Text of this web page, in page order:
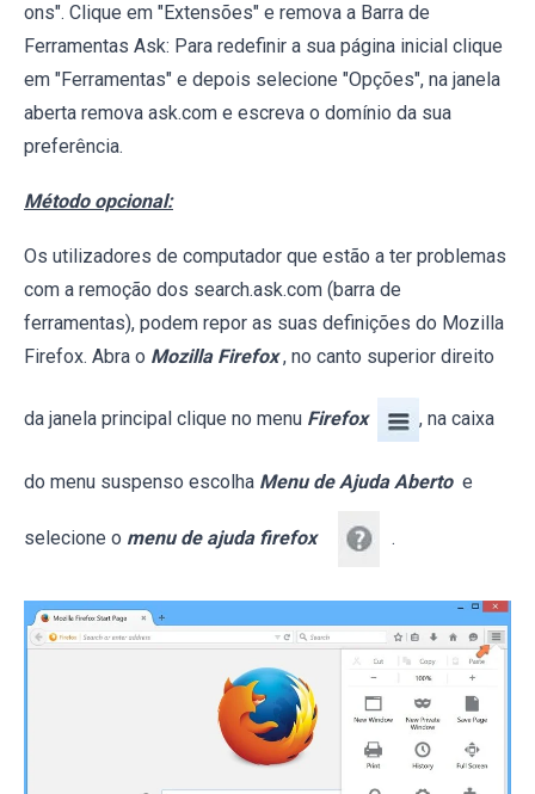
ons". Clique em "Extensões" e remova a Barra de
Ferramentas Ask: Para redefinir a sua página inicial clique
em "Ferramentas" e depois selecione "Opções", na janela
aberta remova ask.com e escreva o domínio da sua
preferência.
Método opcional:
Os utilizadores de computador que estão a ter problemas
com a remoção dos search.ask.com (barra de
ferramentas), podem repor as suas definições do Mozilla
Firefox. Abra o Mozilla Firefox , no canto superior direito
da janela principal clique no menu Firefox , na caixa
do menu suspenso escolha Menu de Ajuda Aberto e
selecione o menu de ajuda firefox .